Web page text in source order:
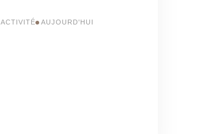
ACTIVITÉ AUJOURD'HUI